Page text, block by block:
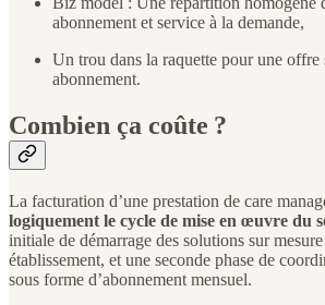
abonnement et service à la demande,
Un trou dans la raquette pour une offre
abonnement.
Combien ça coûte ?
La facturation d’une prestation de care
logiquement le cycle de mise en œuvre du
initiale de démarrage des solutions sur
établissement, et une seconde phase de
sous forme d’abonnement mensuel.